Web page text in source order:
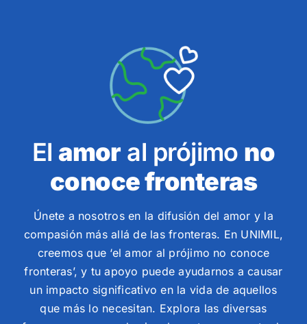
El amor al prójimo no
conoce fronteras
Únete a nosotros en la difusión del amor y la
compasión más allá de las fronteras. En UNIMIL,
creemos que ‘el amor al prójimo no conoce
fronteras’, y tu apoyo puede ayudarnos a causar
un impacto significativo en la vida de aquellos
que más lo necesitan. Explora las diversas